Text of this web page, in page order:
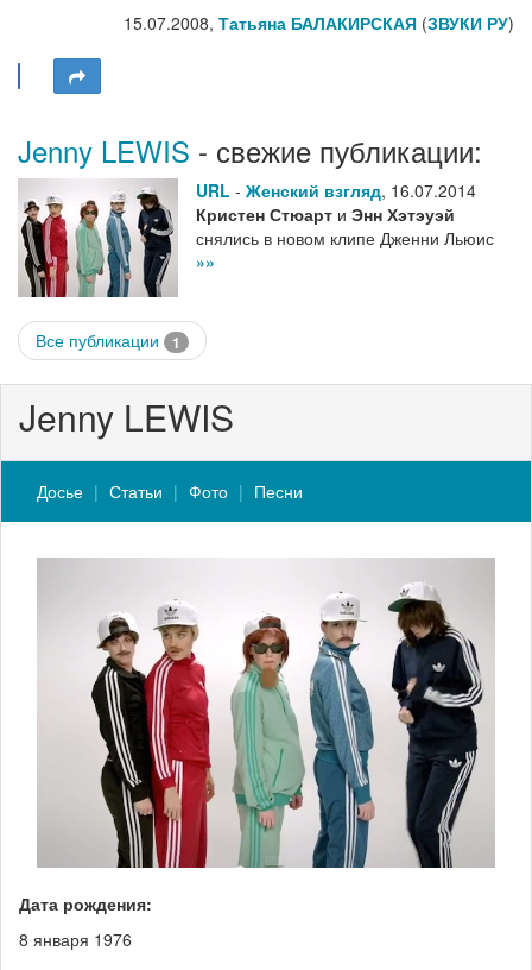
15.07.2008, Татьяна БАЛАКИРСКАЯ (ЗВУКИ РУ)
Jenny LEWIS - свежие публикации:
URL - Женский взгляд, 16.07.2014
Кристен Стюарт и Энн Хэтэуэй
снялись в новом клипе Дженни Льюис
»»
Все публикации 1
Jenny LEWIS
Досье Статьи Фото Песни
Дата рождения:
8 января 1976